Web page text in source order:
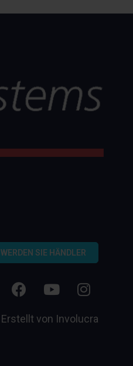
WERDEN SIE HÄNDLER
Erstellt von Involucra